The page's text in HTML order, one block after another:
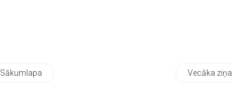
Sākumlapa Vecāka ziņa